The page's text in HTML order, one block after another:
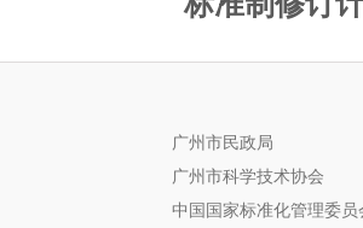
广州市民政局
广州市科学技术协会
中国国家标准化管理委员